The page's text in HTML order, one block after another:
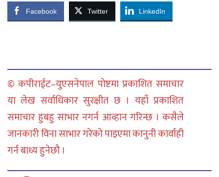
Facebook Twitter LinkedIn
© कपीराईट–युएसनेपाल पोष्टमा प्रकाशित समाचार
या लेख सर्वाधिकार सुरक्षीत छ । यहाँ प्रकाशित
समाचार हुबहु साभार नगर्न आव्हान गरिन्छ । कसैले
जानकारी विना साभार गरेको पाइएमा कानुनी कार्वाही
गर्न बाध्य हुनेछौ ।